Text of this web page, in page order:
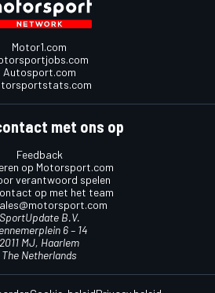
Motor1.com
Autosport.com
met ons op
Feedback
op Motorsport.com
verantwoord spelen
op met het team
SportUpdate B.V.
6 – 14
2011 MJ, Haarlem
The Netherlands